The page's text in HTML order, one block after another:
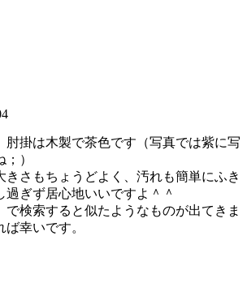
肘掛は木製で茶色です（写真では紫に写
）
きさもちょうどよく、汚れも簡単にふき
過ぎず居心地いいですよ＾＾
で検索すると似たようなものが出てきま
幸いです。